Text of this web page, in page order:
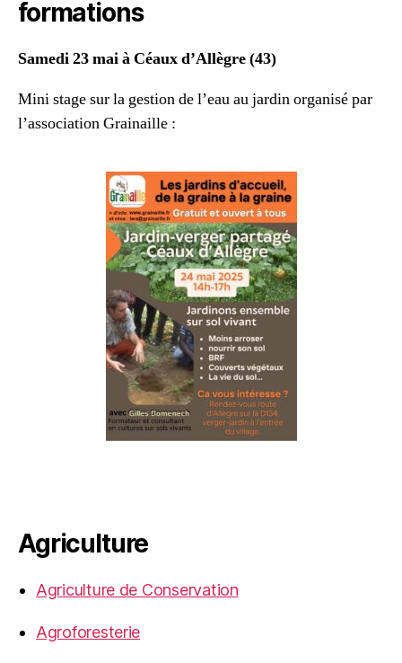
formations
Samedi 23 mai à Céaux d’Allègre (43)
Mini stage sur la gestion de l’eau au jardin organisé par
l’association Grainaille :
Agriculture
Agriculture de Conservation
Agroforesterie